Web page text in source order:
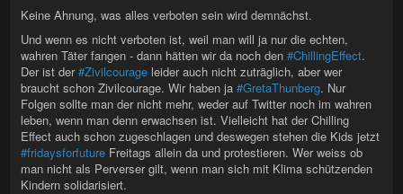
Keine Ahnung, was alles verboten sein wird demnächst.
Und wenn es nicht verboten ist, weil man will ja nur die echten,
wahren Täter fangen - dann hätten wir da noch den #ChillingEffect.
Der ist der#Zivilcourage leider auch nicht zuträglich, aber wer
braucht schon Zivilcourage. Wir haben ja #GretaThunberg. Nur
Folgen sollte man der nicht mehr, weder auf Twitter noch im wahren
leben, wenn man denn erwachsen ist. Vielleicht hat der Chilling
Effect auch schon zugeschlagen und deswegen stehen die Kids jetzt
#fridaysforfuture Freitags allein da und protestieren. Wer weiss ob
man nicht als Perverser gilt, wenn man sich mit Klima schützenden
Kindern solidarisiert.